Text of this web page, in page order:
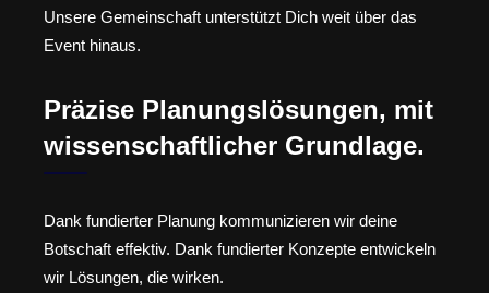
Unsere Gemeinschaft unterstützt Dich weit über das
Event hinaus.
Präzise Planungslösungen, mit
wissenschaftlicher Grundlage.
Dank fundierter Planung kommunizieren wir deine
Botschaft effektiv. Dank fundierter Konzepte entwickeln
wir Lösungen, die wirken.